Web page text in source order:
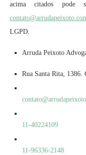
acima citados pode
LGPD.
Arruda Peixoto
Rua Santa Rita, 1386.
11-40224109
11-96336-2148